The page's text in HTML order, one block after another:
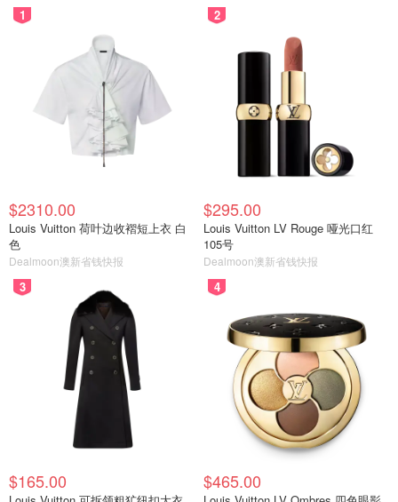
1
$2310.00
Louis Vuitton 荷叶边收褶短上衣 白
色
Dealmoon澳新省钱快报
2
$295.00
Louis Vuitton LV Rouge 哑光口红
105号
Dealmoon澳新省钱快报
3
$165.00
4
$465.00